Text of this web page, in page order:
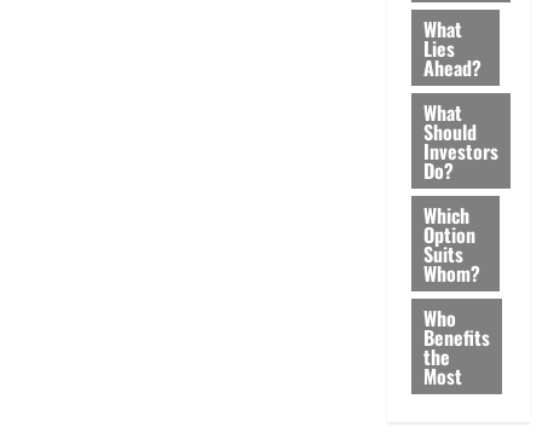
What
Lies
Ahead?
What
Should
Investors
Do?
Which
Option
Suits
Whom?
Who
Benefits
the
Most